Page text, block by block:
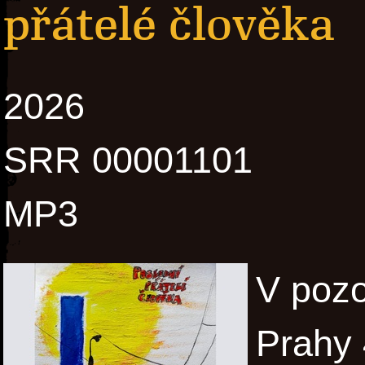
přátelé člověka
2026
SRR 00001101
MP3
V
Prahy